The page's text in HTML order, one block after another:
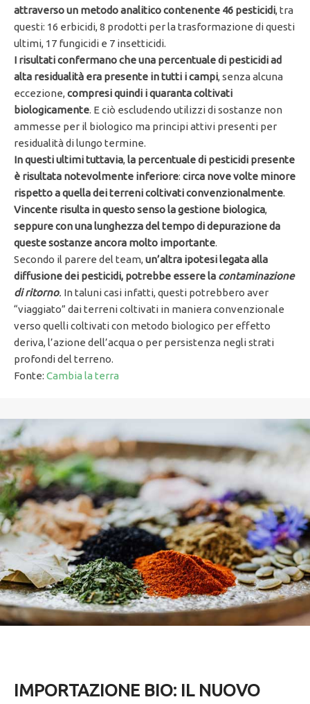
attraverso un metodo analitico contenente 46 pesticidi, tra
questi: 16 erbicidi, 8 prodotti per la trasformazione di questi
ultimi, 17 fungicidi e 7 insetticidi.
I risultati confermano che una percentuale di pesticidi ad
alta residualità era presente in tutti i campi, senza alcuna
eccezione,compresi quindi i quaranta coltivati
biologicamente. E ciò escludendo utilizzi di sostanze non
ammesse per il biologico ma principi attivi presenti per
residualità di lungo termine.
In questi ultimi tuttavia,la percentuale di pesticidi presente
è risultata notevolmente inferiore: circa nove volte minore
rispetto a quella dei terreni coltivati convenzionalmente.
Vincente risulta in questo senso la gestione biologica,
seppure con una lunghezza del tempo di depurazione da
queste sostanze ancora molto importante.
Secondo il parere del team,un’altra ipotesi legata alla
diffusione dei pesticidi, potrebbe essere la contaminazione
di ritorno. In taluni casi infatti, questi potrebbero aver
“viaggiato” dai terreni coltivati in maniera convenzionale
verso quelli coltivati con metodo biologico per effetto
deriva, l’azione dell’acqua o per persistenza negli strati
profondi del terreno.
Fonte: Cambia la terra
IMPORTAZIONE BIO: IL NUOVO